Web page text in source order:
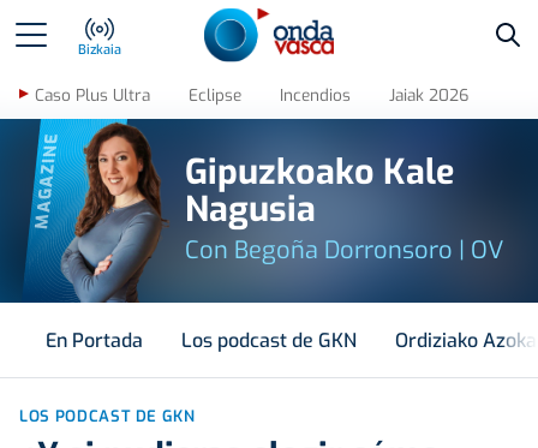
Bizkaia
Caso Plus Ultra Eclipse Incendios Jaiak 2026
MAGAZINE
Gipuzkoako Kale
Nagusia
Con Begoña Dorronsoro | OV
En Portada Los podcast de GKN Ordiziako Azoka
LOS PODCAST DE GKN